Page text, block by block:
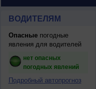
ВОДИТЕЛЯМ
Опасныепогодные
явления для водителей
нет опасных
погодных явлений
Подробный автопрогноз